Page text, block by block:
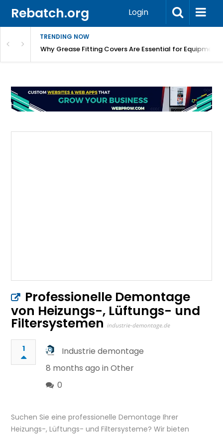
Rebatch.org Login
TRENDING NOW
Why Grease Fitting Covers Are Essential for Equipment
Professionelle Demontage
von Heizungs-, Lüftungs- und
Filtersystemen industrie-demontage.de
1
Industrie demontage
8 months ago inOther
0
Suchen Sie eine professionelle Demontage Ihrer
Heizungs-, Lüftungs- und Filtersysteme? Wir bieten